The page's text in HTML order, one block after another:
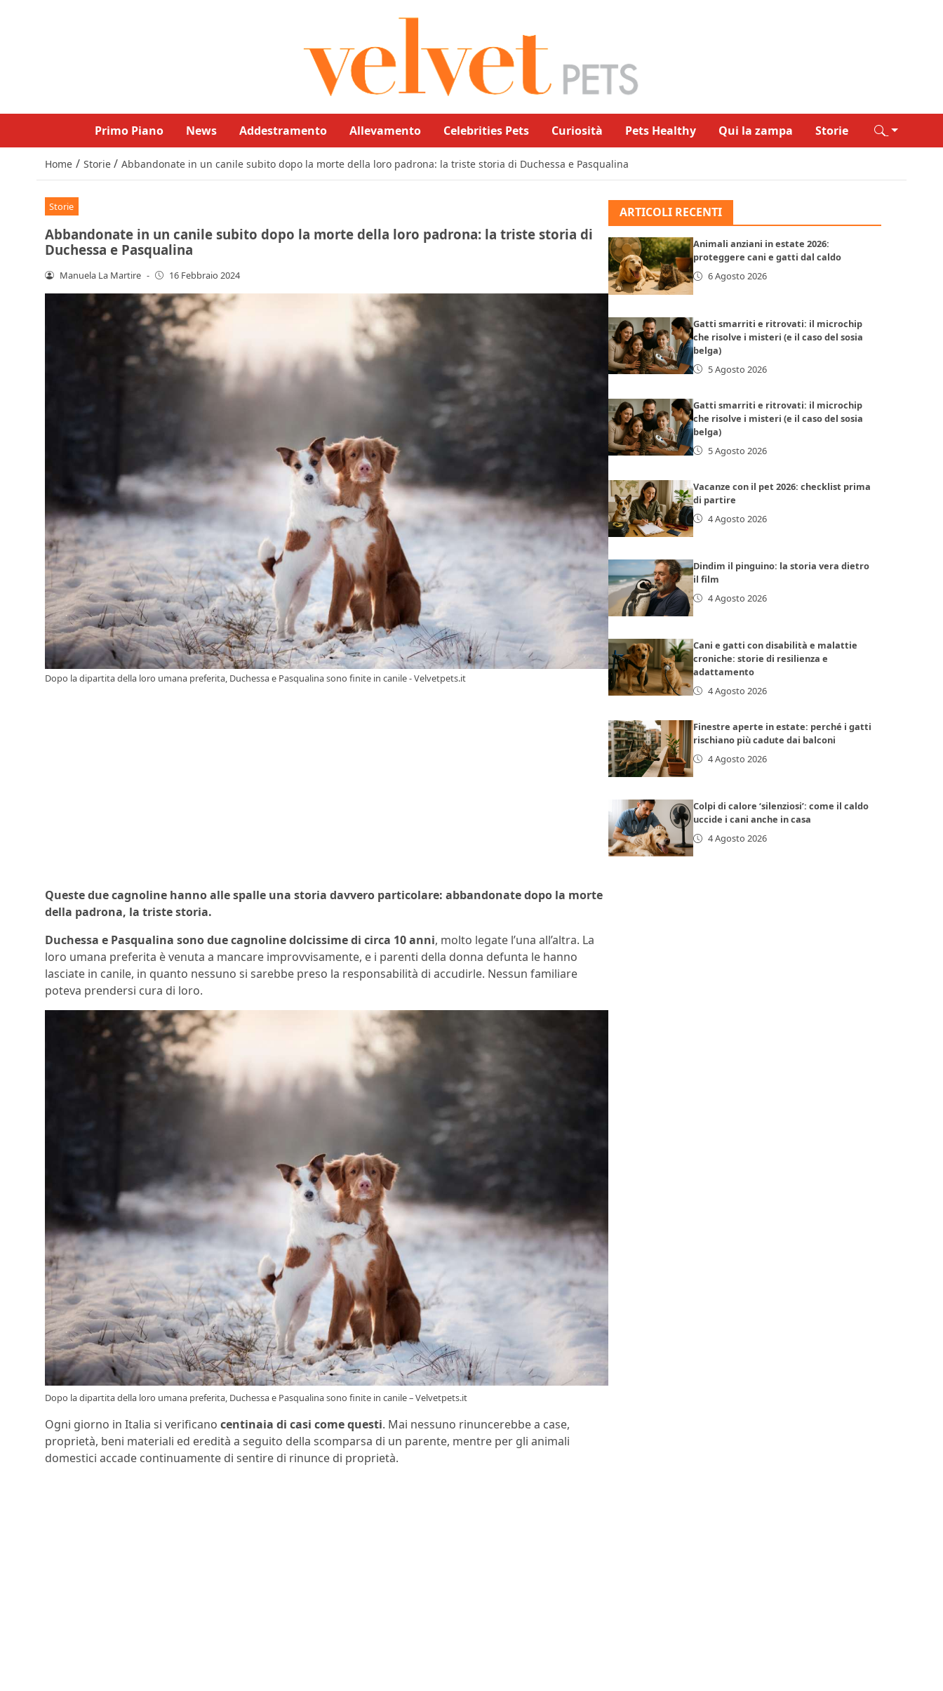
Primo Piano News Addestramento Allevamento Celebrities Pets Curiosità Pets Healthy Qui la zampa Storie
Home / Storie / Abbandonate in un canile subito dopo la morte della loro padrona: la triste storia di Duchessa e Pasqualina
Storie
Abbandonate in un canile subito dopo la morte della loro padrona: la triste storia di
Duchessa e Pasqualina
Manuela La Martire - 16 Febbraio 2024
Dopo la dipartita della loro umana preferita, Duchessa e Pasqualina sono finite in canile - Velvetpets.it
Queste due cagnoline hanno alle spalle una storia davvero particolare: abbandonate dopo la morte
della padrona, la triste storia.
Duchessa e Pasqualina sono due cagnoline dolcissime di circa 10 anni, molto legate l’una all’altra. La
loro umana preferita è venuta a mancare improvvisamente, e i parenti della donna defunta le hanno
lasciate in canile, in quanto nessuno si sarebbe preso la responsabilità di accudirle. Nessun familiare
poteva prendersi cura di loro.
Dopo la dipartita della loro umana preferita, Duchessa e Pasqualina sono finite in canile – Velvetpets.it
Ogni giorno in Italia si verificano centinaia di casi come questi. Mai nessuno rinuncerebbe a case,
proprietà, beni materiali ed eredità a seguito della scomparsa di un parente, mentre per gli animali
domestici accade continuamente di sentire di rinunce di proprietà.
ARTICOLI RECENTI
Animali anziani in estate 2026:
proteggere cani e gatti dal caldo
6 Agosto 2026
Gatti smarriti e ritrovati: il microchip
che risolve i misteri (e il caso del sosia
belga)
5 Agosto 2026
Gatti smarriti e ritrovati: il microchip
che risolve i misteri (e il caso del sosia
belga)
5 Agosto 2026
Vacanze con il pet 2026: checklist prima
di partire
4 Agosto 2026
Dindim il pinguino: la storia vera dietro
il film
4 Agosto 2026
Cani e gatti con disabilità e malattie
croniche: storie di resilienza e
adattamento
4 Agosto 2026
Finestre aperte in estate: perché i gatti
rischiano più cadute dai balconi
4 Agosto 2026
Colpi di calore ‘silenziosi’: come il caldo
uccide i cani anche in casa
4 Agosto 2026